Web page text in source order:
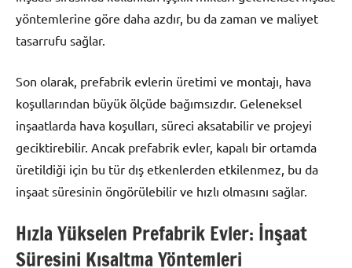
yöntemlerine göre daha azdır, bu da zaman ve maliyet
tasarrufu sağlar.
Son olarak, prefabrik evlerin üretimi ve montajı, hava
koşullarından büyük ölçüde bağımsızdır. Geleneksel
inşaatlarda hava koşulları, süreci aksatabilir ve projeyi
geciktirebilir. Ancak prefabrik evler, kapalı bir ortamda
üretildiği için bu tür dış etkenlerden etkilenmez, bu da
inşaat süresinin öngörülebilir ve hızlı olmasını sağlar.
Hızla Yükselen Prefabrik Evler: İnşaat
Süresini Kısaltma Yöntemleri